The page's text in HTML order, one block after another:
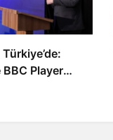
Player